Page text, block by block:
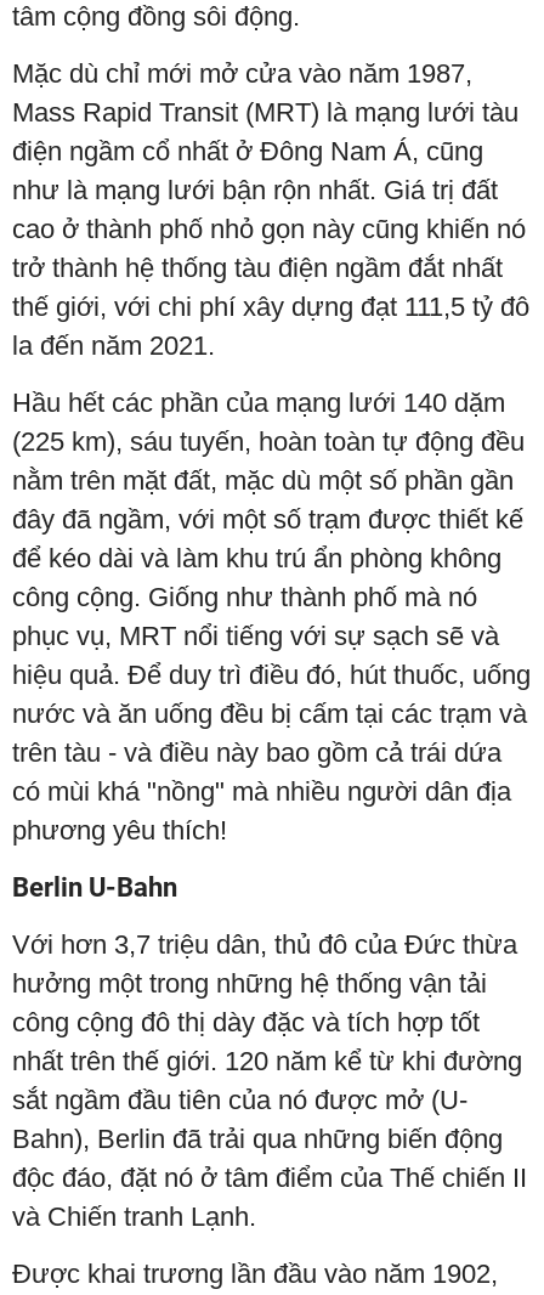
tâm cộng đồng sôi động.
Mặc dù chỉ mới mở cửa vào năm 1987,
Mass Rapid Transit (MRT) là mạng lưới tàu
điện ngầm cổ nhất ở Đông Nam Á, cũng
như là mạng lưới bận rộn nhất. Giá trị đất
cao ở thành phố nhỏ gọn này cũng khiến nó
trở thành hệ thống tàu điện ngầm đắt nhất
thế giới, với chi phí xây dựng đạt 111,5 tỷ đô
la đến năm 2021.
Hầu hết các phần của mạng lưới 140 dặm
(225 km), sáu tuyến, hoàn toàn tự động đều
nằm trên mặt đất, mặc dù một số phần gần
đây đã ngầm, với một số trạm được thiết kế
để kéo dài và làm khu trú ẩn phòng không
công cộng. Giống như thành phố mà nó
phục vụ, MRT nổi tiếng với sự sạch sẽ và
hiệu quả. Để duy trì điều đó, hút thuốc, uống
nước và ăn uống đều bị cấm tại các trạm và
trên tàu - và điều này bao gồm cả trái dứa
có mùi khá "nồng" mà nhiều người dân địa
phương yêu thích!
Berlin U-Bahn
Với hơn 3,7 triệu dân, thủ đô của Đức thừa
hưởng một trong những hệ thống vận tải
công cộng đô thị dày đặc và tích hợp tốt
nhất trên thế giới. 120 năm kể từ khi đường
sắt ngầm đầu tiên của nó được mở (U-
Bahn), Berlin đã trải qua những biến động
độc đáo, đặt nó ở tâm điểm của Thế chiến II
và Chiến tranh Lạnh.
Được khai trương lần đầu vào năm 1902,